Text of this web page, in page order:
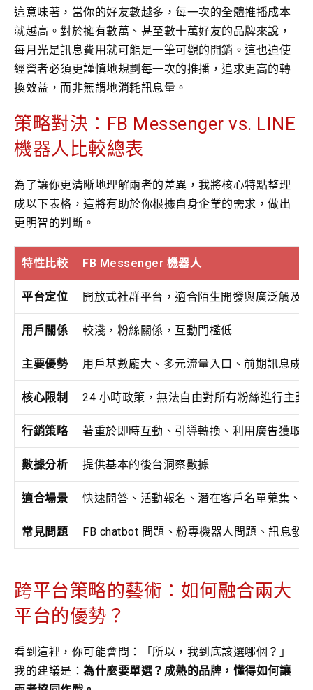
這意味著，當你的好友數越多，每一次的全體推播成本
就越高。對於擁有數萬、甚至數十萬好友的品牌來說，
每月光是訊息費用就可能是一筆可觀的開銷。這也迫使
經營者必須更謹慎地規劃每一次的推播，追求更高的轉
換效益，而非無謂地消耗訊息量。
策略對決：FB Messenger vs. LINE
機器人比較總表
為了讓你更清晰地理解兩者的差異，我將核心特點整理
成以下表格，這將有助於你根據自身企業的需求，做出
更明智的判斷。
特性比較 FB Messenger 機器人
平台定位 開放式社群平台，適合陌生開發與廣泛觸及
用戶關係 較淺，粉絲關係，互動門檻低
主要優勢 用戶基數龐大、多元流量入口、前期訊息成
核心限制 24 小時政策，無法自由對所有粉絲進行主動
行銷策略 著重於即時互動、引導轉換、利用廣告獲取
數據分析 提供基本的後台洞察數據
適合場景 快速問答、活動報名、潛在客戶名單蒐集、
常見問題 FB chatbot 問題、粉專機器人問題、訊息發
跨平台策略的藝術：如何融合兩大
平台的優勢？
看到這裡，你可能會問：「所以，我到底該選哪個？」
我的建議是： 為什麼要單選？成熟的品牌，懂得如何讓